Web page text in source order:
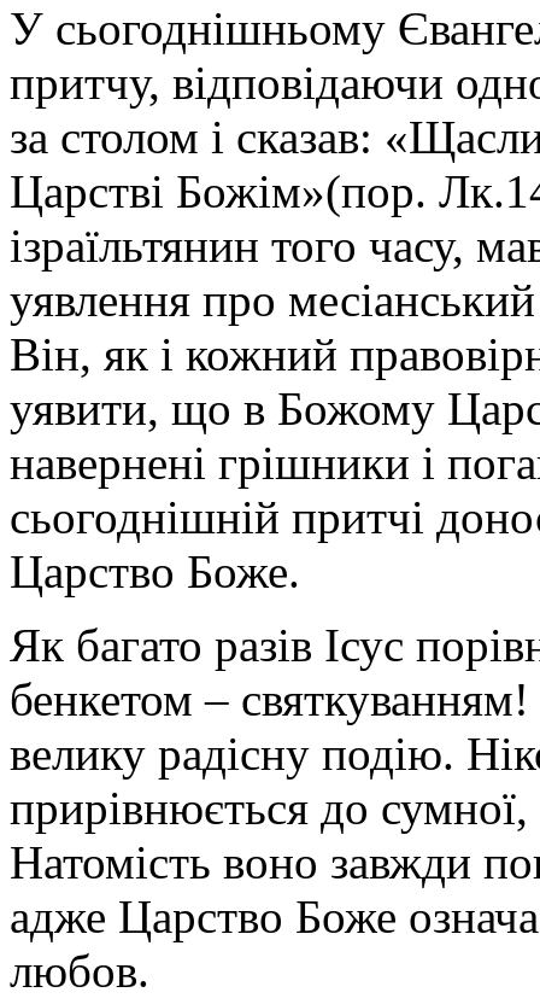
У сьогоднішньому
притчу, відповідаючи
за столом і сказав:
Царстві Божім»(пор.
ізраїльтянин того часу,
уявлення про
Він, як і кожний
уявити, що в Божому
навернені грішники і
сьогоднішній притчі
Царство Боже.
Як багато разів Ісус
бенкетом –
велику радісну подію.
прирівнюється до сумної,
Натомість воно завжди
адже Царство Боже
любов.